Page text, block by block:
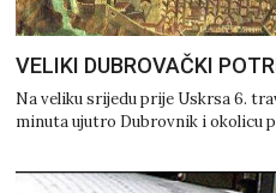
VELIKI DUBROVAČKI
Na veliku srijedu prije Uskrsa 6.
minuta ujutro Dubrovnik i okolicu